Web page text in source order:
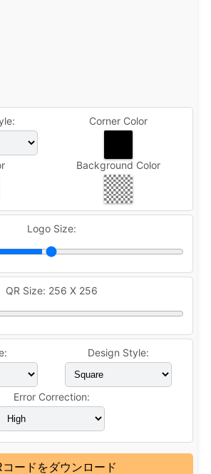
Corner Color
Background Color
Logo Size:
QR Size: 256 X 256
Design Style:
Error Correction:
コードをダウンロード